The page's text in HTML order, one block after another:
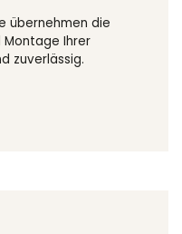
übernehmen die
Ihrer
zuverlässig.